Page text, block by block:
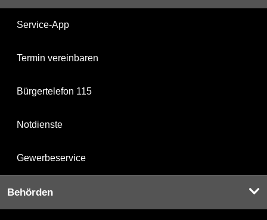
Service-App
Termin vereinbaren
Bürgertelefon 115
Notdienste
Gewerbeservice
Behörden